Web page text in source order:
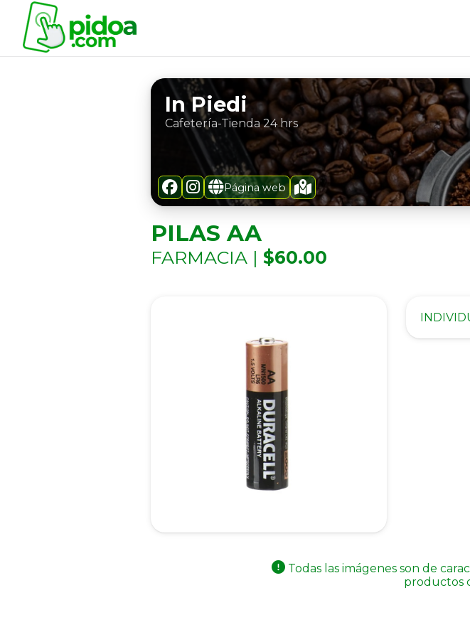
In Piedi
Cafetería-Tienda 24 hrs
Página web
PILAS AA
FARMACIA | $60.00
Todas las imágenes son de
productos